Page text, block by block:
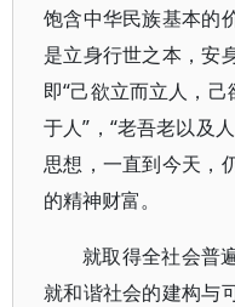
饱含中华民族基本的
是立身行世之本，安
即“己欲立而立人，
于人”，“老吾老以及
思想，一直到今天，
的精神财富。
就取得全社会普
就和谐社会的建构与